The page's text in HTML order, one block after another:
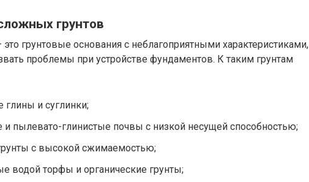
грунтов
грунтовые основания с неблагоприятными характеристиками,
проблемы при устройстве фундаментов. К таким грунтам
глины и суглинки;
пылевато-глинистые почвы с низкой несущей способностью;
с высокой сжимаемостью;
водой торфы и органические грунты;